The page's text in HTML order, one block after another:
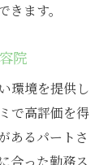
な条件
ます。
院
環境を提供し
で高評価を得
あるパートさ